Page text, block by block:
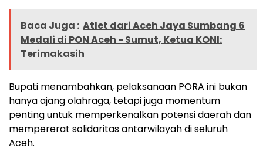
Baca Juga : Atlet dari Aceh Jaya Sumbang 6
Medali di PON Aceh - Sumut, Ketua KONI:
Terimakasih
Bupati menambahkan, pelaksanaan PORA ini bukan
hanya ajang olahraga, tetapi juga momentum
penting untuk memperkenalkan potensi daerah dan
mempererat solidaritas antarwilayah di seluruh
Aceh.